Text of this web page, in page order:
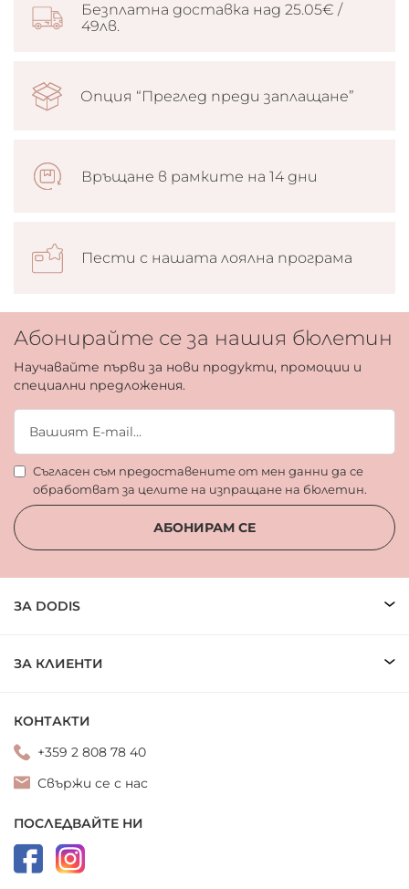
Безплатна доставка над 25.05€ /
49лв.
Опция “Преглед преди заплащане”
Връщане в рамките на 14 дни
Пести с нашата лоялна програма
Абонирайте се за нашия бюлетин
Научавайте първи за нови продукти, промоции и
специални предложения.
Съгласен съм предоставените от мен данни да се
обработват за целите на изпращане на бюлетин.
АБОНИРАМ СЕ
ЗА DODIS
ЗА КЛИЕНТИ
КОНТАКТИ
+359 2 808 78 40
Свържи се с нас
ПОСЛЕДВАЙТЕ НИ